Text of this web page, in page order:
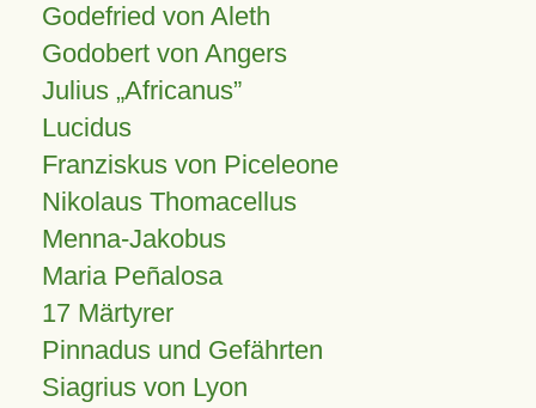
Godefried von Aleth
Godobert von Angers
Julius Africanus
Lucidus
Franziskus von Piceleone
Nikolaus Thomacellus
Menna-Jakobus
Maria Peñalosa
17 Märtyrer
Pinnadus und Gefährten
Siagrius von Lyon